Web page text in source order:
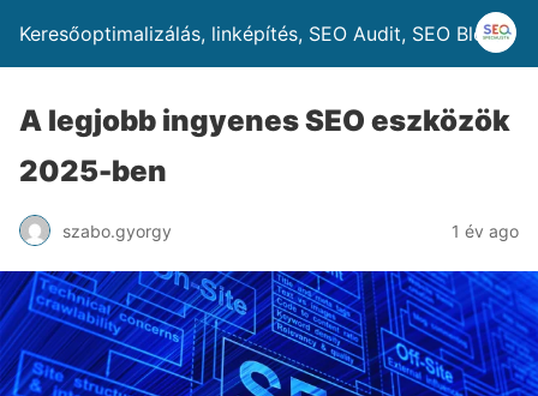
Keresőoptimalizálás, linképítés, SEO Audit, SEO Blog
A legjobb ingyenes SEO eszközök
2025-ben
szabo.gyorgy 1 év ago